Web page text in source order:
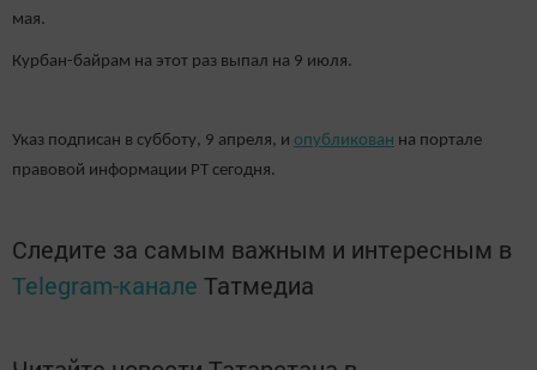
мая.
Курбан-байрам на этот раз выпал на 9 июля.
Указ подписан в субботу, 9 апреля, и опубликован на портале
правовой информации РТ сегодня.
Следите за самым важным и интересным в
Telegram-канале Татмедиа